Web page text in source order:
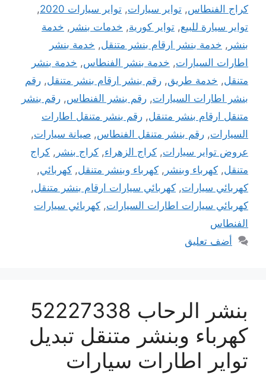
كراج الفنطاس, تواير سيارات, تواير سيارات 2020
,
تواير سيارة للبيع, تواير كورية, خدمات بنشر , خدمة
بنشر , خدمة بنشر ارقام بنشر متنقل, خدمة بنشر
اطارات السيارات, خدمة بنشر الفنطاس, خدمة بنشر
متنقل, خدمة طريق, رقم بنشر ارقام بنشر متنقل, رقم
بنشر اطارات السيارات, رقم بنشر الفنطاس, رقم بنشر
متنقل ارقام بنشر متنقل, رقم بنشر متنقل اطارات
السيارات, رقم بنشر متنقل الفنطاس, صيانة سيارات,
عروض تواير سيارات, كراج الزهراء, كراج بنشر , كراج
متنقل, كهرباء وبنشر , كهرباء وبنشر متنقل, كهربائي,
كهربائي سيارات, كهربائي سيارات ارقام بنشر متنقل,
كهربائي سيارات اطارات السيارات, كهربائي سيارات
الفنطاس
أضف تعليق
بنشر الرحاب 52227338
كهرباء وبنشر متنقل تبديل
تواير اطارات سيارات